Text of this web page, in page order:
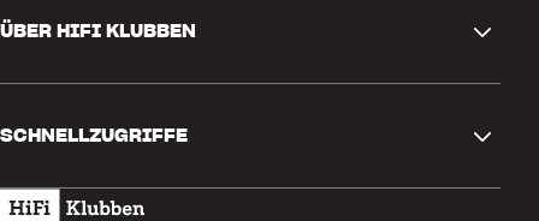
Rückgabe und Reklamation
Bestellung widerrufen
ÜBER HIFI KLUBBEN
Kundenklub
SCHNELLZUGRIFFE
Geschenkkarte